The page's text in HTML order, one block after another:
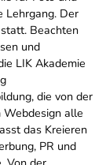
Lehrgang. Der
Beachten
und
LIK Akademie
die von der
Webdesign alle
das Kreieren
PR und